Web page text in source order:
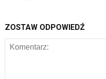
ZOSTAW ODPOWIEDŹ